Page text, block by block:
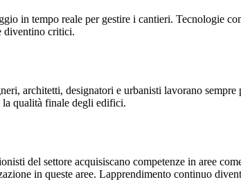
in tempo reale per gestire i cantieri. Tecnologie
diventino critici.
architetti, designatori e urbanisti lavorano
qualità finale degli edifici.
del settore acquisiscano competenze in aree
in queste aree. Lapprendimento continuo